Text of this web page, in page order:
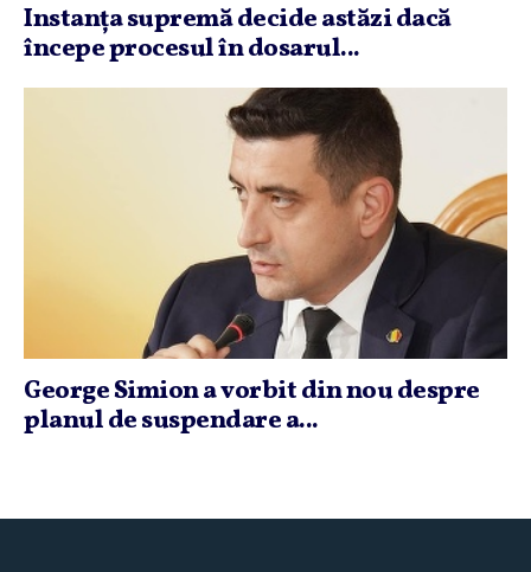
Instanţa supremă decide astăzi dacă
începe procesul în dosarul...
George Simion a vorbit din nou despre
planul de suspendare a...